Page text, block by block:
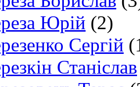
Юрій (2)
Сергій
Станіслав